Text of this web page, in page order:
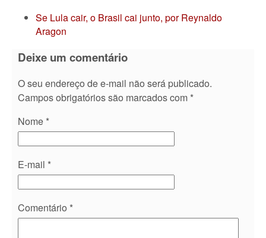
Se Lula cair, o Brasil cai junto, por Reynaldo
Aragon
Deixe um comentário
O seu endereço de e-mail não será publicado.
Campos obrigatórios são marcados com *
Nome *
E-mail *
Comentário *